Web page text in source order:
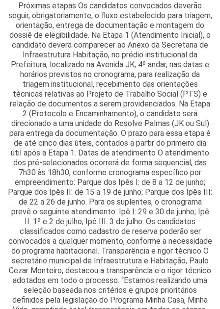
Próximas etapas Os candidatos convocados deverão
seguir, obrigatoriamente, o fluxo estabelecido para triagem,
orientação, entrega de documentação e montagem do
dossiê de elegibilidade. Na Etapa 1 (Atendimento Inicial), o
candidato deverá comparecer ao Anexo da Secretaria de
Infraestrutura Habitação, no prédio institucional da
Prefeitura, localizado na Avenida JK, 4º andar, nas datas e
horários previstos no cronograma, para realização da
triagem institucional, recebimento das orientações
técnicas relativas ao Projeto de Trabalho Social (PTS) e
relação de documentos a serem providenciados. Na Etapa
2 (Protocolo e Encaminhamento), o candidato será
direcionado a uma unidade do Resolve Palmas (JK ou Sul)
para entrega da documentação. O prazo para essa etapa é
de até cinco dias úteis, contados a partir do primeiro dia
útil após a Etapa 1. Datas de atendimento O atendimento
dos pré-selecionados ocorrerá de forma sequencial, das
7h30 às 18h30, conforme cronograma específico por
empreendimento: Parque dos Ipês I: de 8 a 12 de junho;
Parque dos Ipês II: de 15 a 19 de junho; Parque dos Ipês III:
de 22 a 26 de junho. Para os suplentes, o cronograma
prevê o seguinte atendimento: Ipê I: 29 e 30 de junho; Ipê
II: 1º e 2 de julho; Ipê III: 3 de julho. Os candidatos
classificados como cadastro de reserva poderão ser
convocados a qualquer momento, conforme a necessidade
do programa habitacional. Transparência e rigor técnico O
secretário municipal de Infraestrutura e Habitação, Paulo
Cezar Monteiro, destacou a transparência e o rigor técnico
adotados em todo o processo. “Estamos realizando uma
seleção baseada nos critérios e grupos prioritários
definidos pela legislação do Programa Minha Casa, Minha